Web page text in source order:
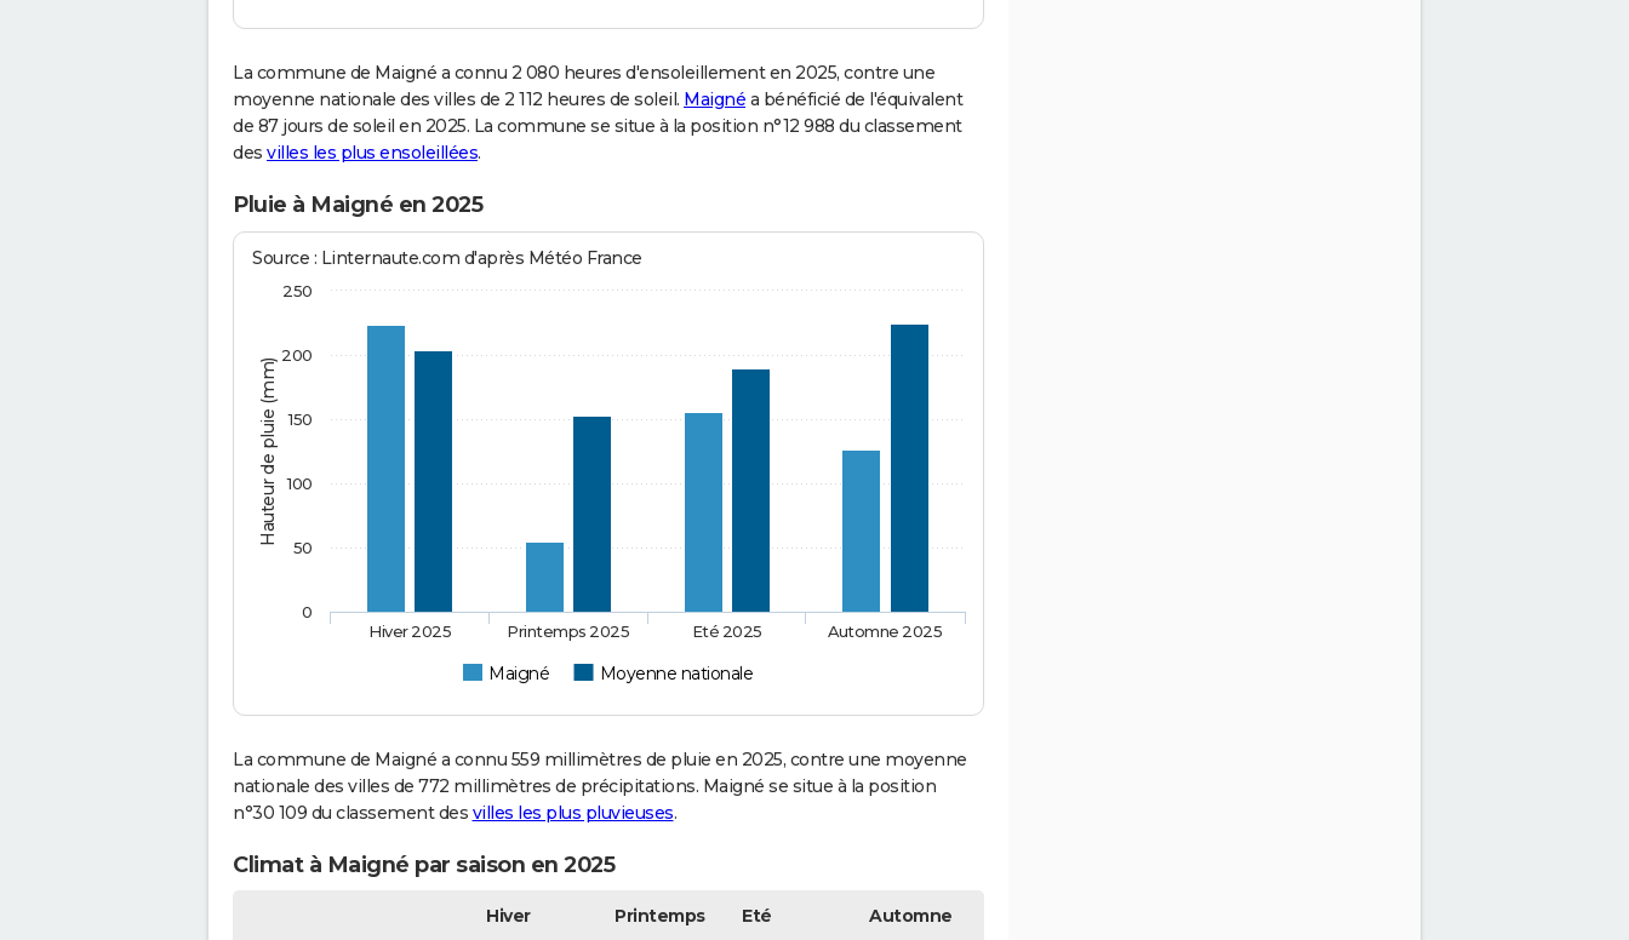
La commune de Maigné a connu 2 080 heures d'ensoleillement en 2025, contre une
moyenne nationale des villes de 2 112 heures de soleil. Maigné a bénéficié de l'équivalent
de 87 jours de soleil en 2025. La commune se situe à la position n°12 988 du classement
des villes les plus ensoleillées.
Pluie à Maigné en 2025
Hauteur de pluie (mm)
Source : Linternaute.com d'après Météo France
Maigné Moyenne nationale
Hiver 2025 Printemps 2025 Eté 2025 Automne 2025
0
50
100
150
200
250
La commune de Maigné a connu 559 millimètres de pluie en 2025, contre une moyenne
nationale des villes de 772 millimètres de précipitations. Maigné se situe à la position
n°30 109 du classement des villes les plus pluvieuses.
Climat à Maigné par saison en 2025
Hiver Printemps Eté Automne